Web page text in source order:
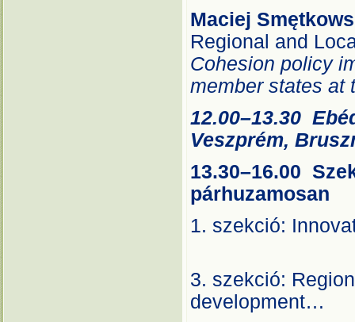
Maciej
Regional and
Cohesion policy
member states at
Veszprém,
13.30–16.00
párhuzamosan
1. szekció:
3. szekció: